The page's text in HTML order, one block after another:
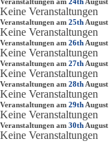
Keine Veranstaltungen
Veranstaltungen am 25th August
Keine Veranstaltungen
Veranstaltungen am 26th August
Keine Veranstaltungen
Veranstaltungen am 27th August
Keine Veranstaltungen
Veranstaltungen am 28th August
Keine Veranstaltungen
Veranstaltungen am 29th August
Keine Veranstaltungen
Veranstaltungen am 30th August
Keine Veranstaltungen